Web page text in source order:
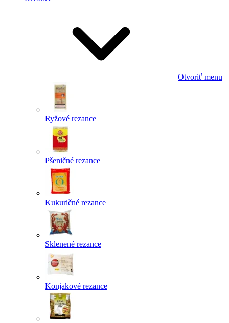
Otvoriť menu
Ryžové rezance
Pšeničné rezance
Kukuričné rezance
Sklenené rezance
Konjakové rezance